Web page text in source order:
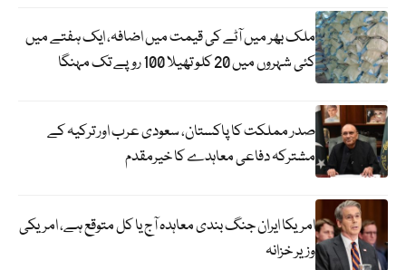
ملک بھر میں آٹے کی قیمت میں اضافہ، ایک ہفتے میں
کئی شہروں میں 20 کلو تھیلا 100 روپے تک مہنگا
صدر مملکت کا پاکستان، سعودی عرب اور ترکیہ کے
مشترکہ دفاعی معاہدے کا خیرمقدم
امریکا ایران جنگ بندی معاہدہ آج یا کل متوقع ہے، امریکی
وزیر خزانہ